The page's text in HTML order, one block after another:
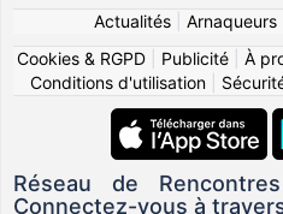
Actualités| Arnaqueurs|
Cookies & RGPD
Publicité À
Conditions d'utilisation|
Réseau de
Connectez-vous à